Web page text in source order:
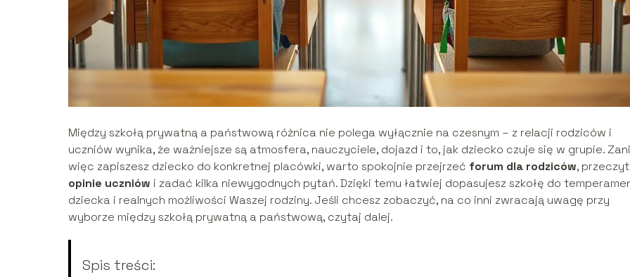
Między szkołą prywatną a państwową różnica nie polega wyłącznie na czesnym – z relacji rodziców i
uczniów wynika, że ważniejsze są atmosfera, nauczyciele, dojazd i to, jak dziecko czuje się w grupie.
więc zapiszesz dziecko do konkretnej placówki, warto spokojnie przejrzeć forum dla rodziców,
opinie uczniów i zadać kilka niewygodnych pytań. Dzięki temu łatwiej dopasujesz szkołę do
dziecka i realnych możliwości Waszej rodziny. Jeśli chcesz zobaczyć, na co inni zwracają uwagę przy
wyborze między szkołą prywatną a państwową, czytaj dalej.
Spis treści: